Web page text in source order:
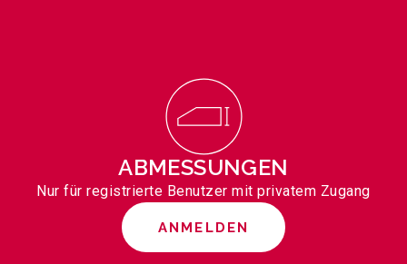
ABMESSUNGEN
Nur für registrierte Benutzer mit privatem Zugang
ANMELDEN